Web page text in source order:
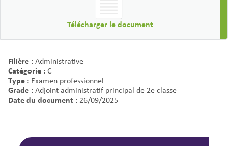
Télécharger le document
Filière :Administrative
Catégorie :C
Type : Examen professionnel
Grade :Adjoint administratif principal de 2e classe
Date du document : 26/09/2025